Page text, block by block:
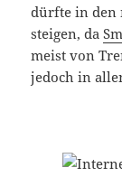
dürfte in den
steigen, da
meist von
jedoch in